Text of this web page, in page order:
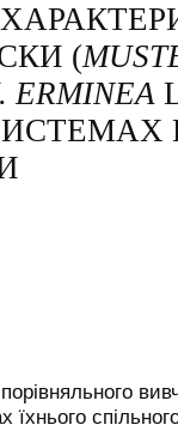
(
ERMINEA
їхнього